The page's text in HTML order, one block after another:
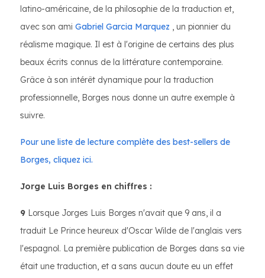
latino-américaine, de la philosophie de la traduction et,
avec son ami Gabriel Garcia Marquez , un pionnier du
réalisme magique. Il est à l'origine de certains des plus
beaux écrits connus de la littérature contemporaine.
Grâce à son intérêt dynamique pour la traduction
professionnelle, Borges nous donne un autre exemple à
suivre.
Pour une liste de lecture complète des best-sellers de
Borges, cliquez ici.
Jorge Luis Borges en chiffres :
9 Lorsque Jorges Luis Borges n'avait que 9 ans, il a
traduit Le Prince heureux d'Oscar Wilde de l'anglais vers
l'espagnol. La première publication de Borges dans sa vie
était une traduction, et a sans aucun doute eu un effet